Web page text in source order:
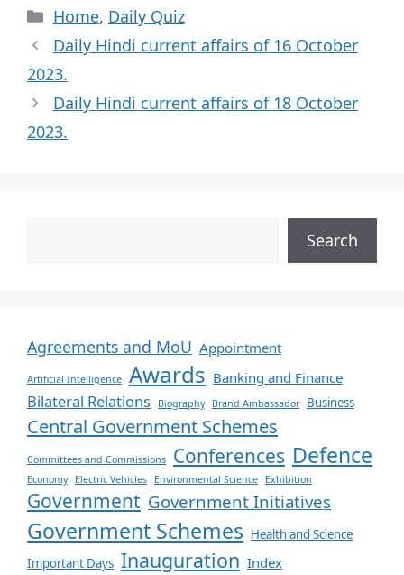
Home, Daily Quiz
Daily Hindi current affairs of 16 October
2023.
Daily Hindi current affairs of 18 October
2023.
Search
Agreements and MoU Appointment
Artificial Intelligence Awards Banking and Finance
Bilateral Relations Biography Brand Ambassador Business
Central Government Schemes
Committees and Commissions Conferences Defence
Economy Electric Vehicles Environmental Science Exhibition
Government Government Initiatives
Government Schemes Health and Science
Important Days Inauguration Index